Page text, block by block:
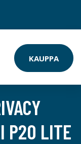
KAUPPA
P20 LITE